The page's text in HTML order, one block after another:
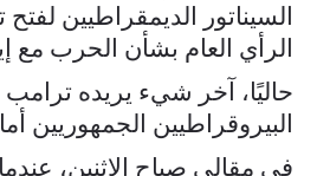
السيناتور الديمقراطيين
الرأي العام بشأن الحرب مع
حاليًا، آخر شيء يريده ترامب
البيروقراطيين الجمهوريين
في مقالي صباح الاثنين،